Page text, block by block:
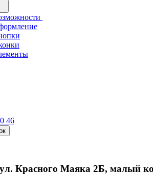
46
Красного Маяка 2Б, малый